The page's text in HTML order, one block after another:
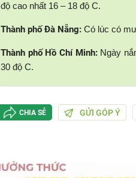
độ cao nhất 16 – 18 độ C.
Thành phố Đà Nẵng: Có lúc có
Thành phố Hồ Chí Minh:Ngày
30 độ C.
CHIA SẺ GỬI GÓP Ý